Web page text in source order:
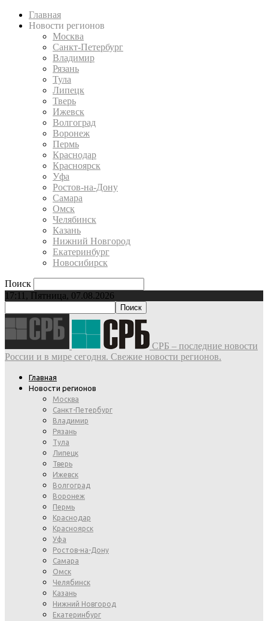
Главная
Новости регионов
Москва
Санкт-Петербург
Владимир
Рязань
Тула
Липецк
Тверь
Ижевск
Волгоград
Воронеж
Пермь
Краснодар
Красноярск
Уфа
Ростов-на-Дону
Самара
Омск
Челябинск
Казань
Нижний Новгород
Екатеринбург
Новосибирск
Поиск
17:11, Пятница, 07.08.2026
СРБ – последние новости
России и в мире сегодня. Свежие новости регионов.
Главная
Новости регионов
Москва
Санкт-Петербург
Владимир
Рязань
Тула
Липецк
Тверь
Ижевск
Волгоград
Воронеж
Пермь
Краснодар
Красноярск
Уфа
Ростов-на-Дону
Самара
Омск
Челябинск
Казань
Нижний Новгород
Екатеринбург